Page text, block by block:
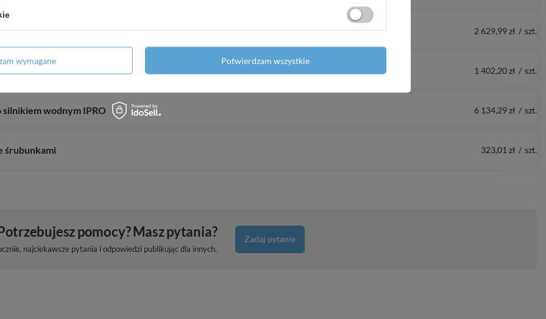
IBO ITALY 2 629,99 zł / szt.
1 402,20 zł / szt.
silnikiem wodnym IPRO 6 134,29 zł / szt.
śrubunkami 323,01 zł / szt.
pomocy? Masz pytania?
najciekawsze pytania i odpowiedzi publikując dla innych.
Zadaj pytanie
wymagane Potwierdzam wszystkie